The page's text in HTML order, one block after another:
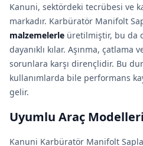
Kanuni, sektördeki tecrübesi ve
markadır. Karbüratör Manifolt
malzemelerle üretilmiştir, bu da
dayanıklı kılar. Aşınma, çatlama
sorunlara karşı dirençlidir. Bu
kullanımlarda bile performans
gelir.
Uyumlu Araç Modelleri
Kanuni Karbüratör Manifolt